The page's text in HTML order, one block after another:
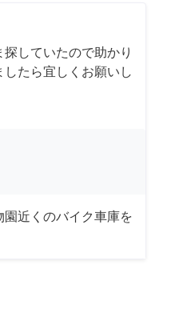
していたので助かり
たら宜しくお願いし
近くのバイク車庫を